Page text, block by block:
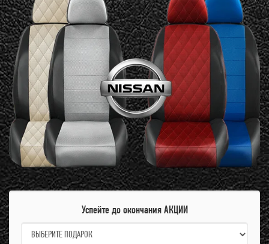
Успейте до окончания АКЦИИ
name: